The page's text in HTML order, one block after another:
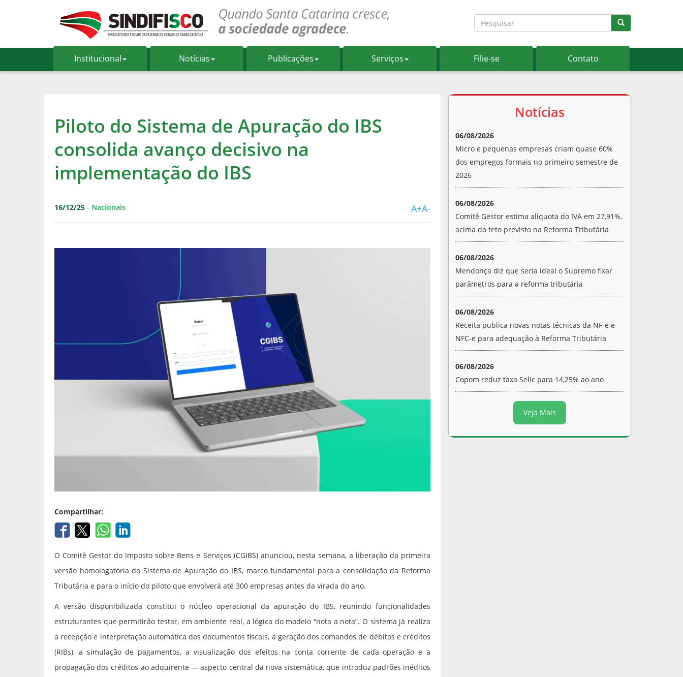
Institucional Notícias Publicações Serviços Filie-se Contato
Piloto do Sistema de Apuração do IBS
consolida avanço decisivo na
implementação do IBS
16/12/25 - Nacionais A+A-
Compartilhar:
O Comitê Gestor do Imposto sobre Bens e Serviços (CGIBS) anunciou, nesta semana, a liberação da primeira
versão homologatória do Sistema de Apuração do IBS, marco fundamental para a consolidação da Reforma
Tributária e para o início do piloto que envolverá até 300 empresas antes da virada do ano.
A versão disponibilizada constitui o núcleo operacional da apuração do IBS, reunindo funcionalidades
estruturantes que permitirão testar, em ambiente real, a lógica do modelo “nota a nota”. O sistema já realiza
a recepção e interpretação automática dos documentos fiscais, a geração dos comandos de débitos e créditos
(RIBs), a simulação de pagamentos, a visualização dos efeitos na conta corrente de cada operação e a
propagação dos créditos ao adquirente — aspecto central da nova sistemática, que introduz padrões inéditos
Notícias
06/08/2026
Micro e pequenas empresas criam quase 60%
dos empregos formais no primeiro semestre de
2026
06/08/2026
Comitê Gestor estima alíquota do IVA em 27,91%,
acima do teto previsto na Reforma Tributária
06/08/2026
Mendonça diz que seria ideal o Supremo fixar
parâmetros para a reforma tributária
06/08/2026
Receita publica novas notas técnicas da NF-e e
NFC-e para adequação à Reforma Tributária
06/08/2026
Copom reduz taxa Selic para 14,25% ao ano
Veja Mais